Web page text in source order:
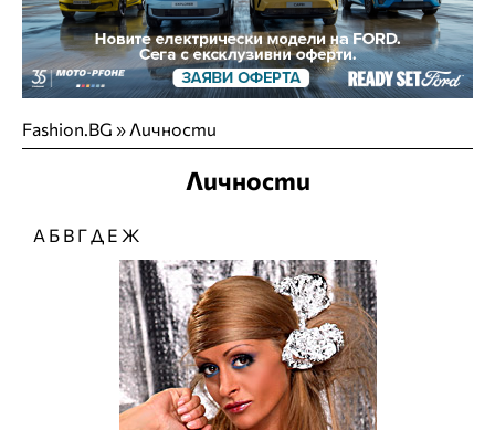
Fashion.BG » Личности
Личности
А Б В ГД Е Ж